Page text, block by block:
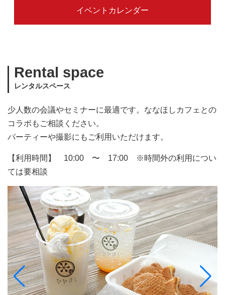
イベントカレンダー
Rental space
レンタルスペース
少人数の会議やセミナーに最適です。ななほしカフェとの
コラボもご相談ください。
パーティーや撮影にもご利用いただけます。
【利用時間】 10:00 〜 17:00 ※時間外の利用につい
ては要相談